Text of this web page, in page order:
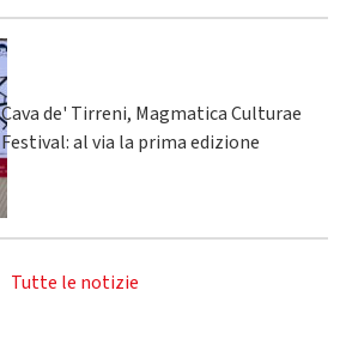
Cava de' Tirreni, Magmatica Culturae
Festival: al via la prima edizione
Tutte le notizie